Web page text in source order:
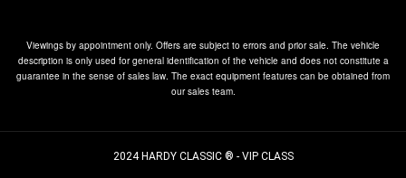
Viewings by appointment only. Offers are subject to errors and prior sale. The vehicle
description is only used for general identification of the vehicle and does not constitute a
guarantee in the sense of sales law. The exact equipment features can be obtained from
our sales team.
2024 HARDY CLASSIC ® - VIP CLASS